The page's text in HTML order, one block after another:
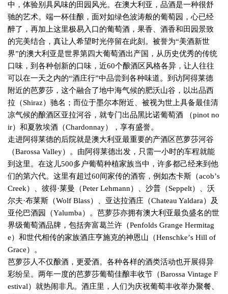
中，体验别具风味的田园风光。在澳大利亚，品酒是一种很舒
驰的艺术。端一杯佳酿，面对如绿色波涛般的葡萄园，心已经
醉了，再加上这里极易入口的葡萄酒，果香、酒香和田园景致
的完美结合，真让人希望时光停留在此刻。被誉为“美酒新世
界”的澳大利亚是世界第四大葡萄酒出产国，从历史优秀的传统
口味，到各种创新的口味，近60个酿酒区风格各异，让人往往
可以在一天之内的“酒庄行”中品尝到各种味道。到访阿得莱德
附近的芭萝莎，这个融合了地中海气候的肥沃山谷，以出品西
拉（Shiraz）驰名；而位于墨尔本附近、被视为世上具备最佳清
凉气候的酿酒区亚拉河谷，就专门出品黑比诺葡萄酒 （pinot no
ir）和夏敦埃酒（Chardonnay），享有盛誉。
走进阿得莱德的后院就是澳大利亚最重要的产酒区芭萝莎河谷
（Barossa Valley）。由阿得莱德出发，只需一小时的车程就能
到这里。在这儿500多户葡萄种植家族当中，许多都己经来到他
们的第六代。这里有超过60间家传的酒窖，例如杰卡斯（acob’s
Creek）、彼得·莱曼（Peter Lehmann）、沙普（Seppelt）、沃
尔夫·布莱斯（Wolf Blass）、亚达拉酒庄（Chateau Yaldara）及
亚伦巴酒园（Yalumba）。芭萝莎亦拥有澳大利亚最负盛名的世
界级葡萄酒品牌，包括奔富葛兰许（Penfolds Grange Hermitag
e）和世代相传的家族酒庄亨施克的神恩山（Henschke’s Hill of
Grace）。
芭萝莎人不仅酿酒，更爱酒。各种各样的酒类活动也开展得异
彩纷呈。两年一度的芭萝莎葡萄佳酿丰收节（Barossa Vintage F
estival）就热闹非凡。酒庄里，人们为庆祝葡萄丰收举办聚餐、